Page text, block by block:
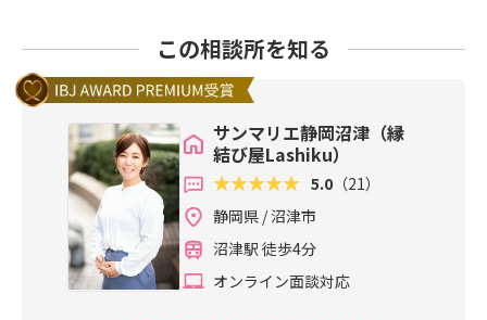
この相談所を知る
サンマリエ静岡沼津（縁
結び屋Lashiku）
5.0 （21）
静岡県 / 沼津市
沼津駅 徒歩4分
オンライン面談対応